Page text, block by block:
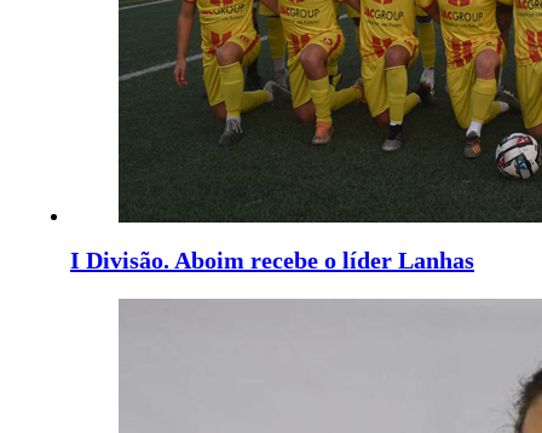
I Divisão. Aboim recebe o líder Lanhas